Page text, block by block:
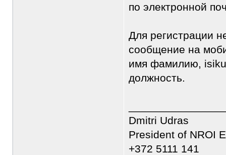
по электронной
Для регистрации
сообщение на
имя фамилию,
должность.
Dmitri Udras
President of NROI
+372 5111 141